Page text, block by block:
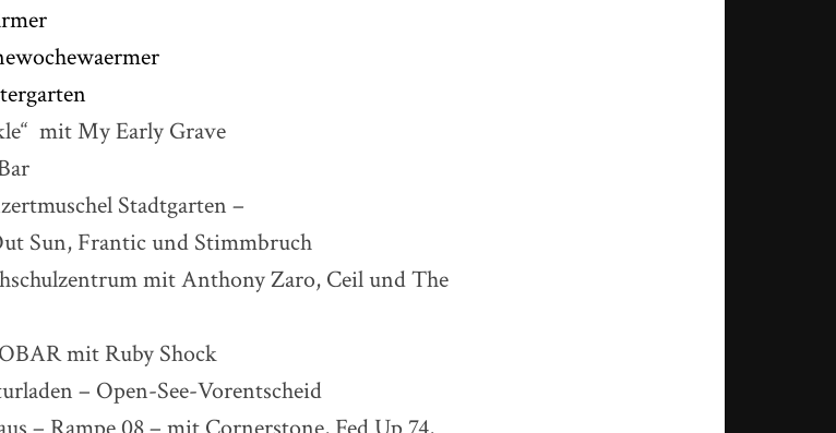
mit My Early Grave
Stadtgarten –
Sun, Frantic und Stimmbruch
mit Anthony Zaro, Ceil und The
mit Ruby Shock
– Open-See-Vorentscheid